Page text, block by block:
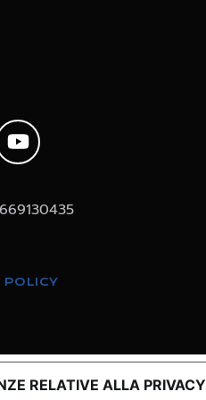
POLICY
RELATIVE ALLA PRIVACY